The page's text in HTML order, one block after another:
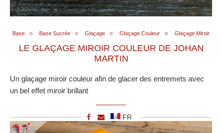
Base Base Sucrée Glaçage Glaçage Couleur Glaçage Miroir
LE GLAÇAGE MIROIR COULEUR DE JOHAN
MARTIN
Un glaçage miroir couleur afin de glacer des entremets avec
un bel effet miroir brillant
FR